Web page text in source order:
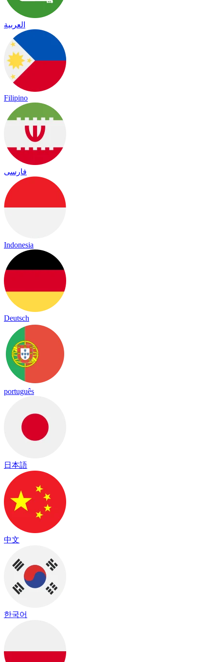
العربية
Filipino
فارسی
Indonesia
Deutsch
português
日本語
中文
한국어